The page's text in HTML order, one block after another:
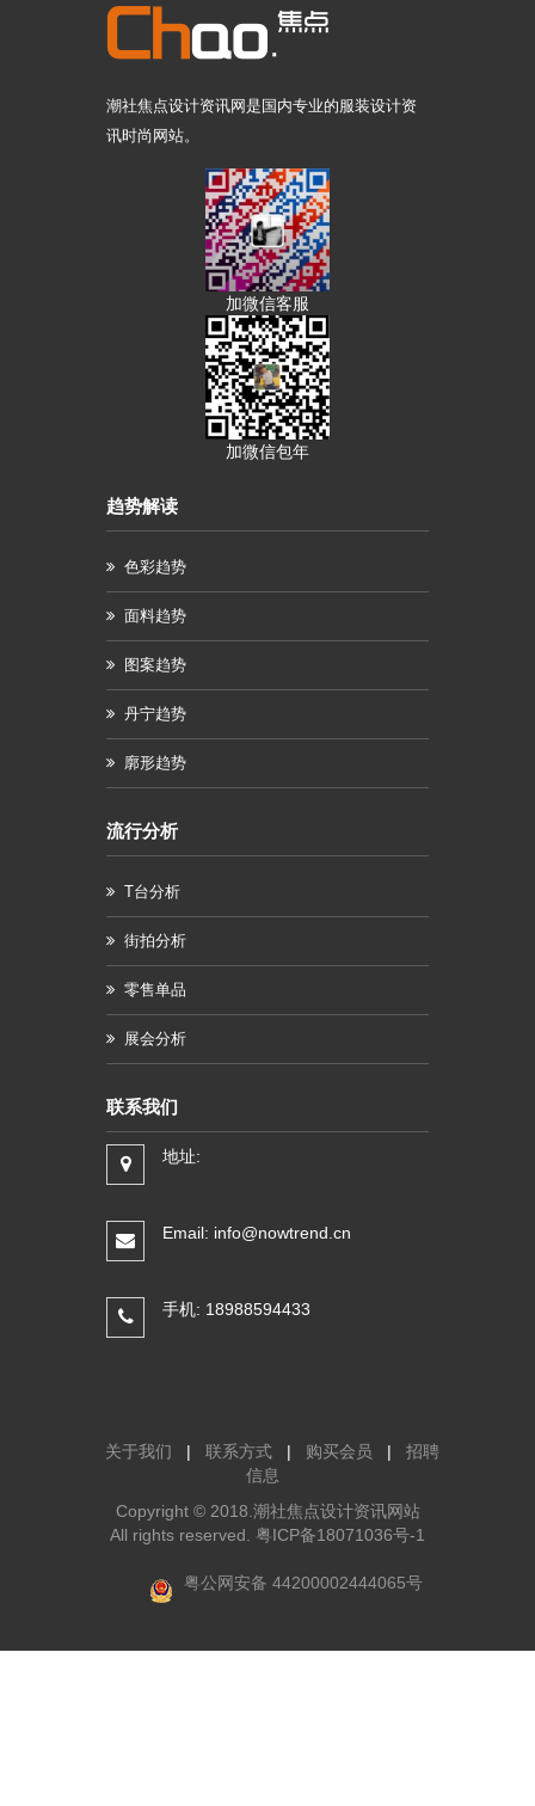
潮社焦点设计资讯网是国内专业的服装设计资
讯时尚网站。
加微信客服
加微信包年
趋势解读
色彩趋势
面料趋势
图案趋势
丹宁趋势
廓形趋势
流行分析
T台分析
街拍分析
零售单品
展会分析
联系我们
地址:
Email: info@nowtrend.cn
手机: 18988594433
关于我们 | 联系方式 | 购买会员 |
招聘
信息
Copyright © 2018.潮社焦点设计资讯网站
All rights reserved. 粤ICP备18071036号-1
粤公网安备 44200002444065号